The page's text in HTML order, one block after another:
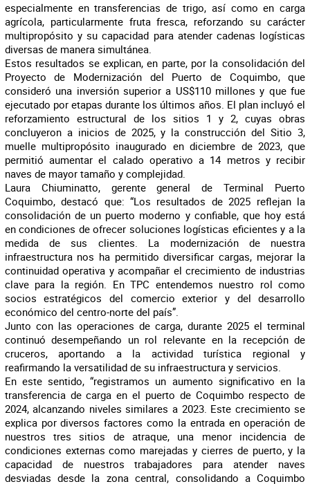
especialmente en transferencias de trigo, así como en carga
agrícola, particularmente fruta fresca, reforzando su carácter
multipropósito y su capacidad para atender cadenas logísticas
diversas de manera simultánea.
Estos resultados se explican, en parte, por la consolidación del
Proyecto de Modernización del Puerto de Coquimbo, que
consideró una inversión superior a US$110 millones y que fue
ejecutado por etapas durante los últimos años. El plan incluyó el
reforzamiento estructural de los sitios 1 y 2, cuyas obras
concluyeron a inicios de 2025, y la construcción del Sitio 3,
muelle multipropósito inaugurado en diciembre de 2023, que
permitió aumentar el calado operativo a 14 metros y recibir
naves de mayor tamaño y complejidad.
Laura Chiuminatto, gerente general de Terminal Puerto
Coquimbo, destacó que: “Los resultados de 2025 reflejan la
consolidación de un puerto moderno y confiable, que hoy está
en condiciones de ofrecer soluciones logísticas eficientes y a la
medida de sus clientes. La modernización de nuestra
infraestructura nos ha permitido diversificar cargas, mejorar la
continuidad operativa y acompañar el crecimiento de industrias
clave para la región. En TPC entendemos nuestro rol como
socios estratégicos del comercio exterior y del desarrollo
económico del centro-norte del país”.
Junto con las operaciones de carga, durante 2025 el terminal
continuó desempeñando un rol relevante en la recepción de
cruceros, aportando a la actividad turística regional y
reafirmando la versatilidad de su infraestructura y servicios.
En este sentido, “registramos un aumento significativo en la
transferencia de carga en el puerto de Coquimbo respecto de
2024, alcanzando niveles similares a 2023. Este crecimiento se
explica por diversos factores como la entrada en operación de
nuestros tres sitios de atraque, una menor incidencia de
condiciones externas como marejadas y cierres de puerto, y la
capacidad de nuestros trabajadores para atender naves
desviadas desde la zona central, consolidando a Coquimbo